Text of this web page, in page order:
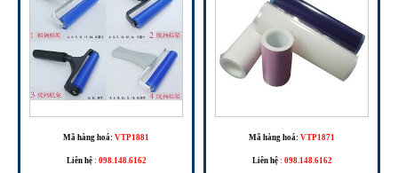
Mã hàng hoá: VTP1881
Liên hệ : 098.148.6162
Mã hàng hoá: VTP1871
Liên hệ : 098.148.6162